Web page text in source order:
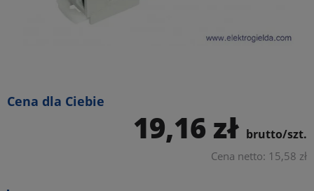
Cena dla Ciebie
19,16 zł brutto/szt.
Cena netto: 15,58 zł